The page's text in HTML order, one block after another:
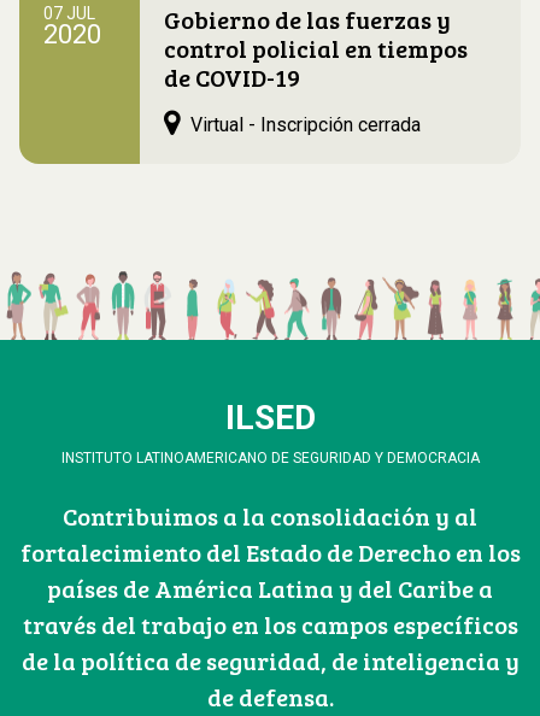
07 JUL
2020
Gobierno de las fuerzas y
control policial en tiempos
de COVID-19
Virtual - Inscripción cerrada
ILSED
INSTITUTO LATINOAMERICANO DE SEGURIDAD Y DEMOCRACIA
Contribuimos a la consolidación y al
fortalecimiento del Estado de Derecho en los
países de América Latina y del Caribe a
través del trabajo en los campos específicos
de la política de seguridad, de inteligencia y
de defensa.